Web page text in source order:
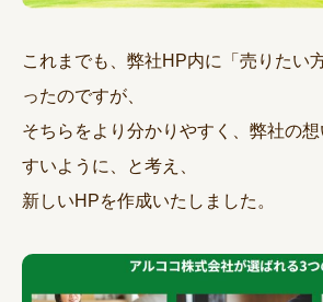
これまでも、弊社HP内に「売りたい
ったのですが、
そちらをより分かりやすく、弊社の
すいように、と考え、
新しいHPを作成いたしました。